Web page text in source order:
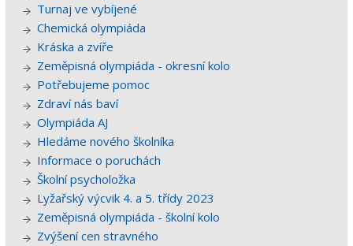
Turnaj ve vybíjené
Chemická olympiáda
Kráska a zvíře
Zeměpisná olympiáda - okresní kolo
Potřebujeme pomoc
Zdraví nás baví
Olympiáda AJ
Hledáme nového školníka
Informace o poruchách
Školní psycholožka
Lyžařský výcvik 4. a 5. třídy 2023
Zeměpisná olympiáda - školní kolo
Zvýšení cen stravného